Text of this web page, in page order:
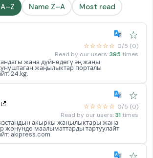
Name Z–A Most read
☆
☆☆☆☆☆ 0/5 (0)
Read by our users:395 times
жана дүйнөдөгү эң жаңы
жаңылыктар порталы
24.kg.
☆
☆☆☆☆☆ 0/5 (0)
Read by our users:31 times
акыркы жаңылыктары жана
жөнүндө маалыматтарды тартуулайт
akipress.com.